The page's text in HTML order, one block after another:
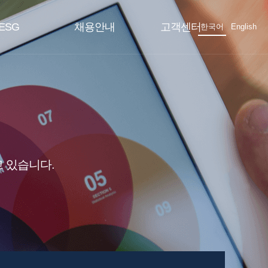
채용안내 고객센터 한국어 English
있습니다.